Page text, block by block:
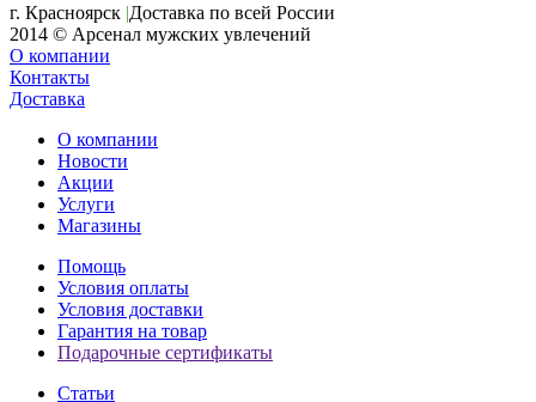
г. Красноярск |Доставка по всей России
2014 © Арсенал мужских увлечений
О компании
Контакты
Доставка
О компании
Новости
Акции
Услуги
Магазины
Помощь
Условия оплаты
Условия доставки
Гарантия на товар
Подарочные сертификаты
Статьи